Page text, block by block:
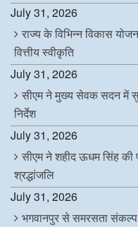
July 31, 2026
राज्य के विभिन्न विकास
वित्तीय स्वीकृति
July 31, 2026
सीएम ने मुख्य सेवक सदन में
निर्देश
July 31, 2026
सीएम ने शहीद ऊधम सिंह की
श्रद्धांजलि
July 31, 2026
भगवानपुर से समरसता